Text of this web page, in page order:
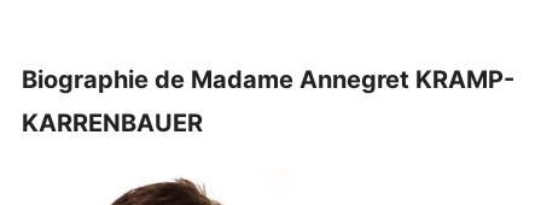
Biographie de Madame Annegret KRAMP-
KARRENBAUER